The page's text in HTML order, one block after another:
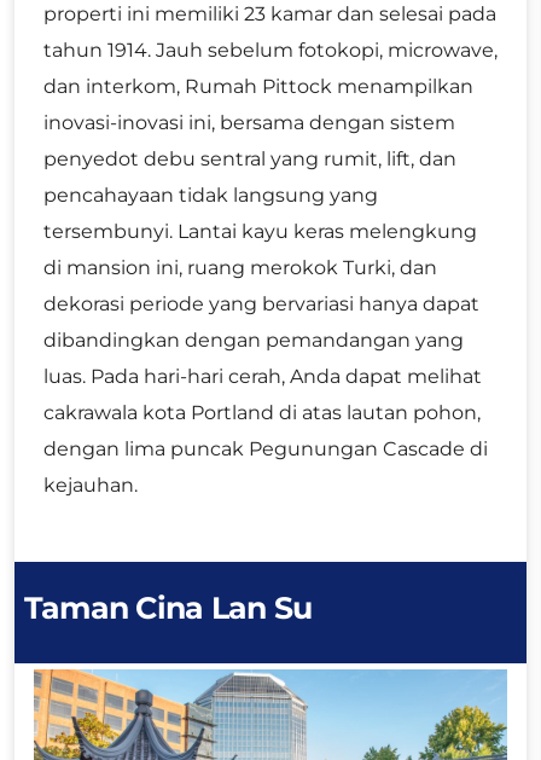
properti ini memiliki 23 kamar dan selesai pada
tahun 1914. Jauh sebelum fotokopi, microwave,
dan interkom, Rumah Pittock menampilkan
inovasi-inovasi ini, bersama dengan sistem
penyedot debu sentral yang rumit, lift, dan
pencahayaan tidak langsung yang
tersembunyi. Lantai kayu keras melengkung
di mansion ini, ruang merokok Turki, dan
dekorasi periode yang bervariasi hanya dapat
dibandingkan dengan pemandangan yang
luas. Pada hari-hari cerah, Anda dapat melihat
cakrawala kota Portland di atas lautan pohon,
dengan lima puncak Pegunungan Cascade di
kejauhan.
Taman Cina Lan Su